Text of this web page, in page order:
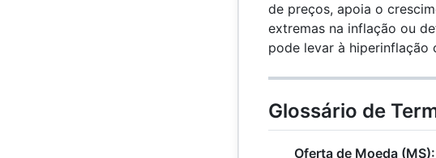
de preços, apoia o
extremas na inflação ou
pode levar à hiperinflação
Glossário de
Oferta de Moeda (MS):